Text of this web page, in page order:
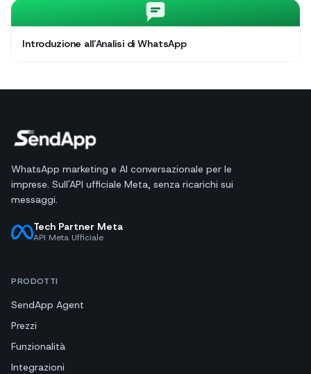
Introduzione all’Analisi di WhatsApp
WhatsApp marketing e AI conversazionale per le
imprese. Sull'API ufficiale Meta, senza ricarichi sui
messaggi.
Tech Partner Meta
API Meta Ufficiale
PRODOTTI
SendApp Agent
Prezzi
Funzionalità
Integrazioni